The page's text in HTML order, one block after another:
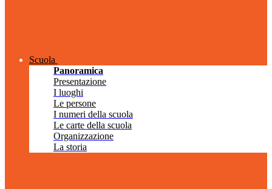
Scuola
Panoramica
Presentazione
I luoghi
Le persone
I numeri della scuola
Le carte della scuola
Organizzazione
La storia